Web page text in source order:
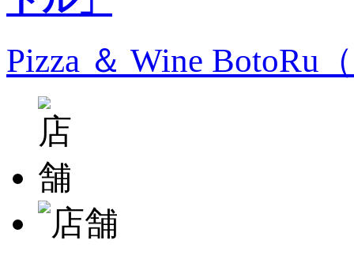
Pizza ＆ Wine BotoRu